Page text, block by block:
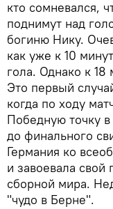
кто сомневался,
поднимут над
богиню Нику.
как уже к 10
гола. Однако к 18
Это первый
когда по ходу
Победную точку
до финального
Германия ко
и завоевала
сборной мира.
"чудо в Берне".